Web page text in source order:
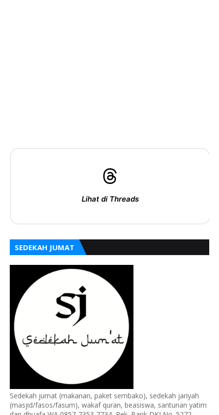
Lihat di Threads
SEDEKAH JUMAT
Sedekah jumat (makanan, paket sembako), sedekah jariyah
(masjid/fasos/fasum), wakaf quran, beasiswa, santunan yatim